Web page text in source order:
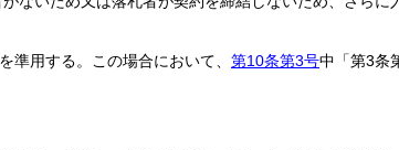
準用する。 この場合において、 第10条第3号中「第3条